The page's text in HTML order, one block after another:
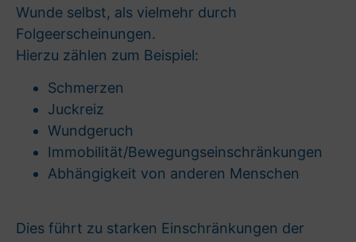
Wunde selbst, als vielmehr durch
Folgeerscheinungen.
Hierzu zählen zum Beispiel:
Schmerzen
Juckreiz
Wundgeruch
Immobilität/Bewegungseinschränkungen
Abhängigkeit von anderen Menschen
Dies führt zu starken Einschränkungen der